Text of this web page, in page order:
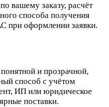
вашему заказу, расчёт
способа получения
при оформлении заявки.
и прозрачной,
способ с учётом
ИП или юридическое
поставки.